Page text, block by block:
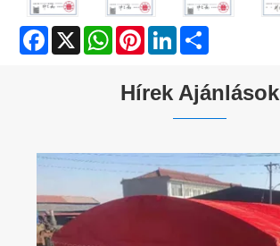
Facebook
X WhatsAppPinterestLinkedIn
Hírek Ajánlások